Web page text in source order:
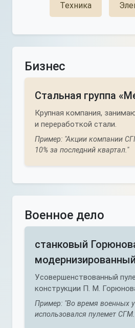
Техника
Бизнес
Стальная группа
Крупная компания,
и переработкой стали.
Пример: "Акции компании
10% за последний квартал."
Военное дело
станковый
модернизированный
Усовершенствованный
конструкции П. М.
Пример: "Во время военных
использовался пулемет